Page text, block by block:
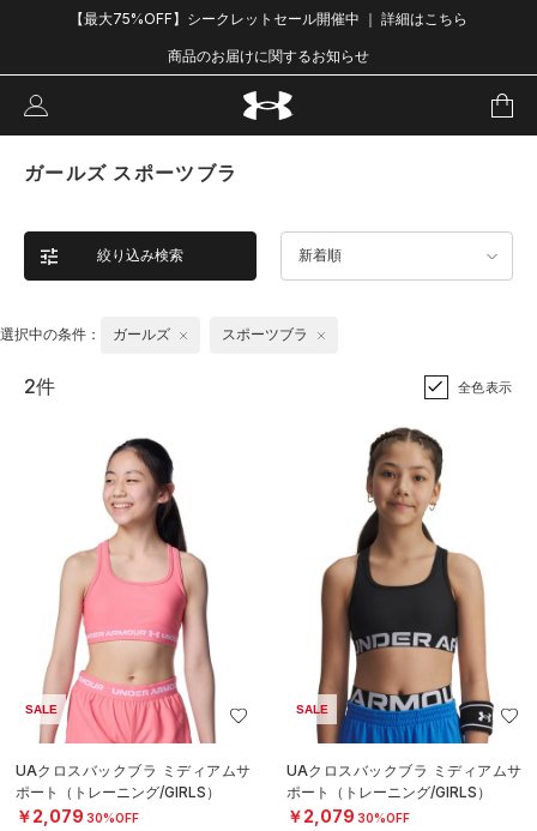
【最大75%OFF】シークレットセール開催中 ｜ 詳細はこちら
商品のお届けに関するお知らせ
ガールズ スポーツブラ
絞り込み検索 新着順
選択中の条件： ガールズ スポーツブラ
2件 全色表示
SALE
UAクロスバックブラ ミディアムサ
ポート（トレーニング/GIRLS）
￥2,079 30%OFF
SALE
UAクロスバックブラ ミディアムサ
ポート（トレーニング/GIRLS）
￥2,079 30%OFF